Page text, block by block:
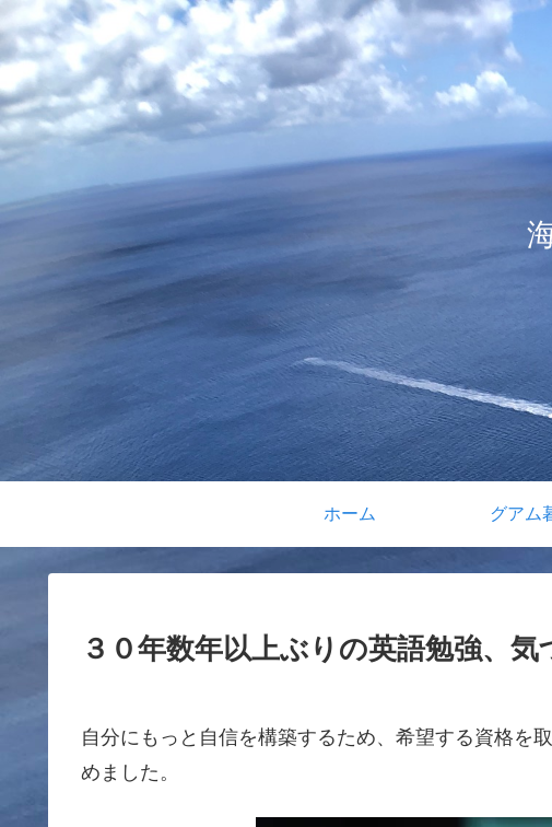
ホーム グアム
３０年数年以上ぶりの英語勉強、気
自分にもっと自信を構築するため、希望する資格を
めました。